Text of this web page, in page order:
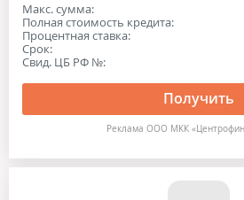
Макс. сумма:
Полная стоимость кредита:
Процентная ставка:
Срок:
Свид. ЦБ РФ №:
Получить
Реклама ООО МКК